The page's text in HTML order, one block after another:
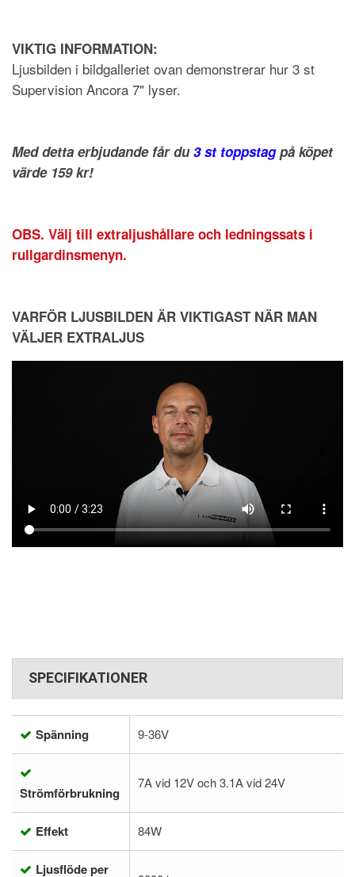
VIKTIG INFORMATION:
Ljusbilden i bildgalleriet ovan demonstrerar hur 3 st
Supervision Ancora 7" lyser.
Med detta erbjudande får du3 st toppstagpå köpet
värde 159 kr!
OBS. Välj till extraljushållare och ledningssats i
rullgardinsmenyn.
VARFÖR LJUSBILDEN ÄR VIKTIGAST NÄR MAN
VÄLJER EXTRALJUS
SPECIFIKATIONER
Spänning 9-36V
Strömförbrukning
7A vid 12V och 3.1A vid 24V
Effekt 84W
Ljusflöde per